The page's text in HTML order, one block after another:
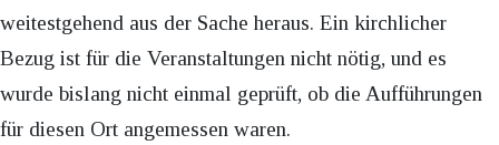
weitestgehend aus der Sache heraus. Ein kirchlicher
Bezug ist für die Veranstaltungen nicht nötig, und es
wurde bislang nicht einmal geprüft, ob die Aufführungen
für diesen Ort angemessen waren.